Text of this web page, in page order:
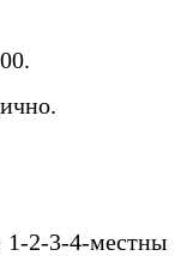
1-2-3-4-местны